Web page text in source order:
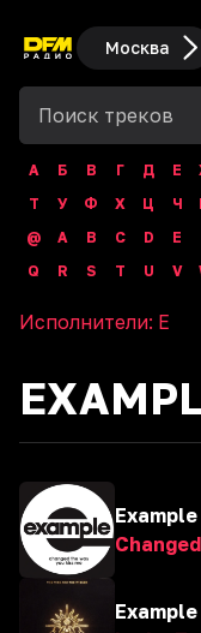
Москва
А Б В Г Д Е
Т
У Ф Х Ц Ч
@
A B C D E
Q
R S T U V
Исполнители: E
Example
Example